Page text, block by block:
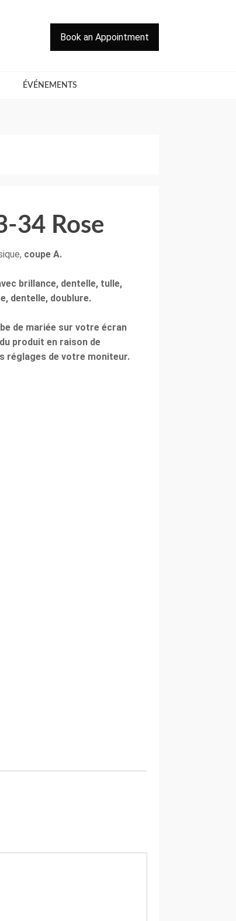
Book an Appointment
ÉVÉNEMENTS
34 Rose
coupe A.
brillance, dentelle, tulle,
dentelle, doublure.
de mariée sur votre écran
produit en raison de
réglages de votre moniteur.